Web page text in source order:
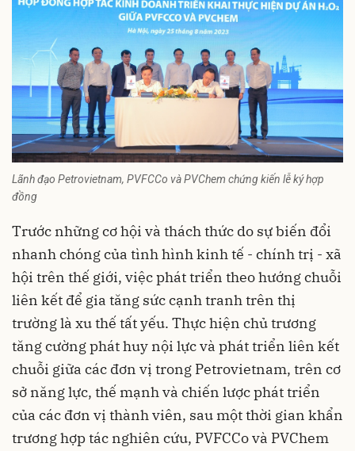
Lãnh đạo Petrovietnam, PVFCCo và PVChem chứng kiến lễ ký hợp
đồng
Trước những cơ hội và thách thức do sự biến đổi
nhanh chóng của tình hình kinh tế - chính trị - xã
hội trên thế giới, việc phát triển theo hướng chuỗi
liên kết để gia tăng sức cạnh tranh trên thị
trường là xu thế tất yếu. Thực hiện chủ trương
tăng cường phát huy nội lực và phát triển liên kết
chuỗi giữa các đơn vị trong Petrovietnam, trên cơ
sở năng lực, thế mạnh và chiến lược phát triển
của các đơn vị thành viên, sau một thời gian khẩn
trương hợp tác nghiên cứu, PVFCCo và PVChem